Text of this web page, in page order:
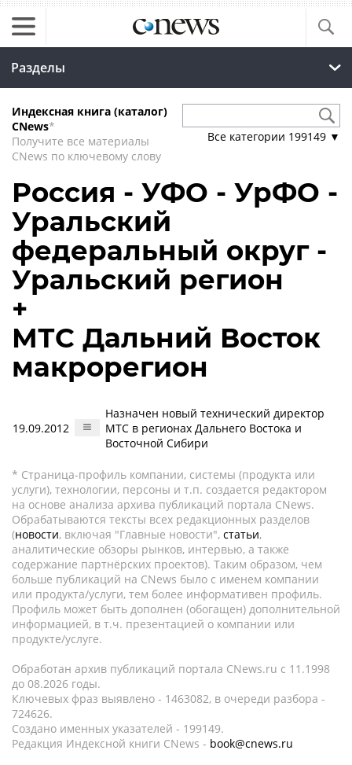
Разделы
Индексная книга (каталог)
CNews*
Получите все материалы
CNews по ключевому слову
Все категории 199149 ▼
Россия - УФО - УрФО -
Уральский
федеральный округ -
Уральский регион
+
МТС Дальний Восток
макрорегион
19.09.2012
Назначен новый технический директор
МТС в регионах Дальнего Востока и
Восточной Сибири
* Страница-профиль компании, системы (продукта или
услуги), технологии, персоны и т.п. создается редактором
на основе анализа архива публикаций портала CNews.
Обрабатываются тексты всех редакционных разделов
(новости, включая "Главные новости", статьи,
аналитические обзоры рынков, интервью, а также
содержание партнёрских проектов). Таким образом, чем
больше публикаций на CNews было с именем компании
или продукта/услуги, тем более информативен профиль.
Профиль может быть дополнен (обогащен) дополнительной
информацией, в т.ч. презентацией о компании или
продукте/услуге.
Обработан архив публикаций портала CNews.ru c 11.1998
до 08.2026 годы.
Ключевых фраз выявлено - 1463082, в очереди разбора -
724626.
Создано именных указателей - 199149.
Редакция Индексной книги CNews - book@cnews.ru